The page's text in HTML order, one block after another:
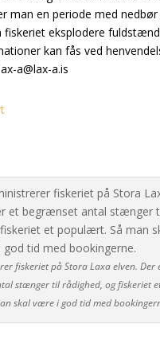
man en periode med
fiskeriet eksplodere
kan fås ved
a@lax-a.is
fiskeriet på Stora Laxa elven. Der
stænger til rådighed, og fiskeriet
skal være i god tid med